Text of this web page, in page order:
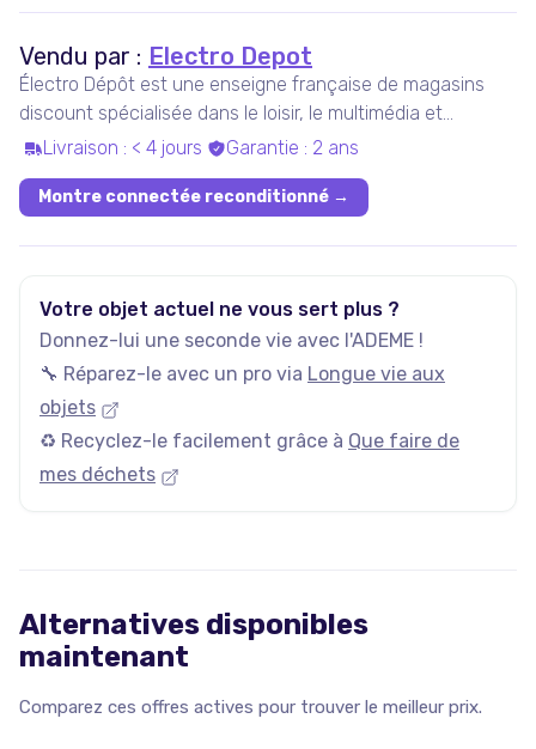
Vendu par : Electro Depot
Électro Dépôt est une enseigne française de magasins
discount spécialisée dans le loisir, le multimédia et
l'électroménager.
Livraison : < 4 jours Garantie : 2 ans
Montre connectée reconditionné →
Votre objet actuel ne vous sert plus ?
Donnez-lui une seconde vie avec l'ADEME !
🔧 Réparez-le avec un pro via Longue vie aux
objets
♻️ Recyclez-le facilement grâce à Que faire de
mes déchets
Alternatives disponibles
maintenant
Comparez ces offres actives pour trouver le meilleur prix.